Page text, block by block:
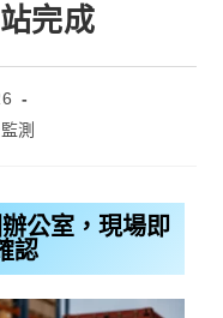
完成
測
公室，現場即
認